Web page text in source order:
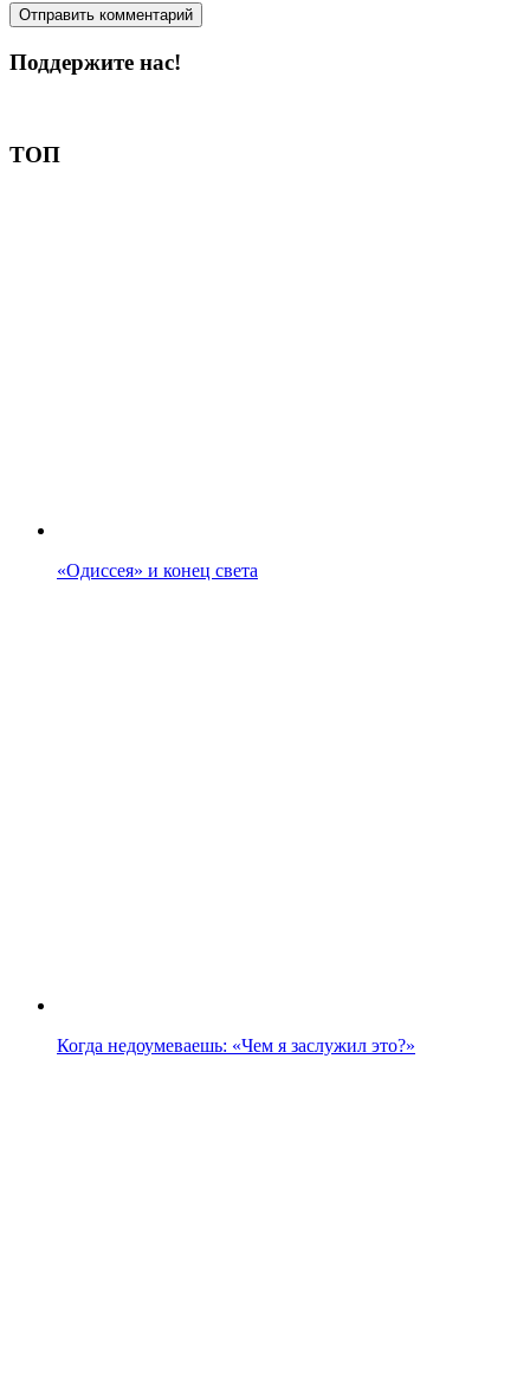
Поддержите нас!
ТОП
«Одиссея» и конец света
Когда недоумеваешь: «Чем я заслужил это?»